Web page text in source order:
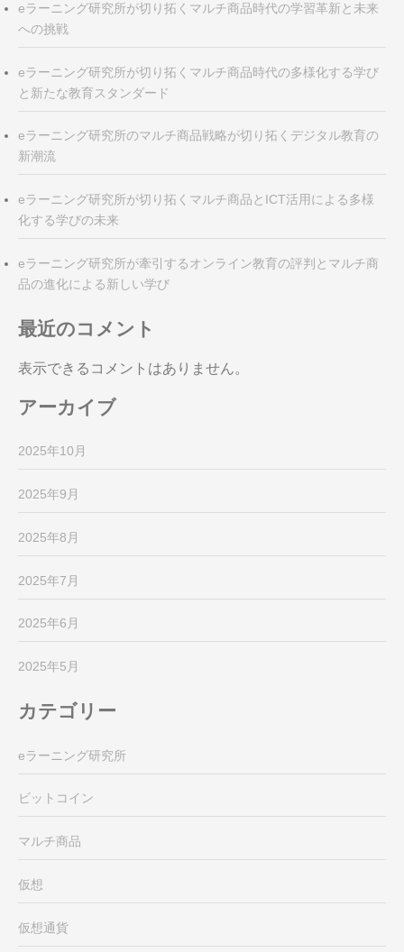
eラーニング研究所が切り拓くマルチ商品時代の学習革新と未来
への挑戦
eラーニング研究所が切り拓くマルチ商品時代の多様化する学び
と新たな教育スタンダード
eラーニング研究所のマルチ商品戦略が切り拓くデジタル教育の
新潮流
eラーニング研究所が切り拓くマルチ商品とICT活用による多様
化する学びの未来
eラーニング研究所が牽引するオンライン教育の評判とマルチ商
品の進化による新しい学び
最近のコメント
表示できるコメントはありません。
アーカイブ
2025年10月
2025年9月
2025年8月
2025年7月
2025年6月
2025年5月
カテゴリー
eラーニング研究所
ビットコイン
マルチ商品
仮想
仮想通貨